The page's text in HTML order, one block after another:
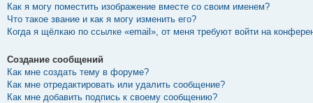
Как я могу поместить изображение вместе со своим именем?
Что такое звание и как я могу изменить его?
Когда я щёлкаю по ссылке «email», от меня требуют войти на
Создание сообщений
Как мне создать тему в форуме?
Как мне отредактировать или удалить сообщение?
Как мне добавить подпись к своему сообщению?